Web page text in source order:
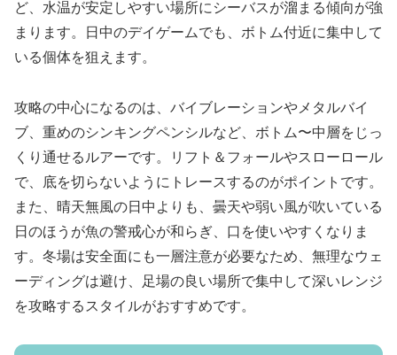
ど、水温が安定しやすい場所にシーバスが溜まる傾向が強
まります。日中のデイゲームでも、ボトム付近に集中して
いる個体を狙えます。
攻略の中心になるのは、バイブレーションやメタルバイ
ブ、重めのシンキングペンシルなど、ボトム〜中層をじっ
くり通せるルアーです。リフト＆フォールやスローロール
で、底を切らないようにトレースするのがポイントです。
また、晴天無風の日中よりも、曇天や弱い風が吹いている
日のほうが魚の警戒心が和らぎ、口を使いやすくなりま
す。冬場は安全面にも一層注意が必要なため、無理なウェ
ーディングは避け、足場の良い場所で集中して深いレンジ
を攻略するスタイルがおすすめです。